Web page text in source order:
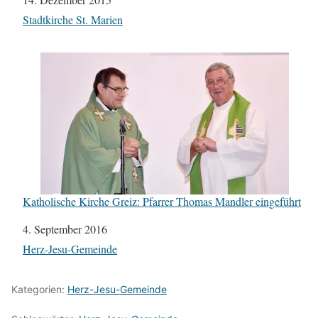
In Bezug auf
Stadtkirche St. Marien
Katholische Kirche Greiz: Pfarrer Thomas Mandler eingeführt
Datum
4. September 2016
In Bezug auf
Herz-Jesu-Gemeinde
Kategorien: Herz-Jesu-Gemeinde